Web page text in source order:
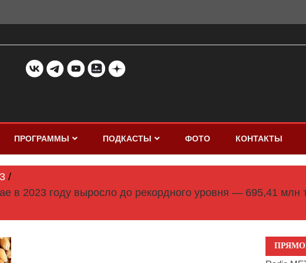
ПРОГРАММЫ ПОДКАСТЫ ФОТО КОНТАКТЫ
в 2023 году выросло до рекордного уровня — 695,41 млн